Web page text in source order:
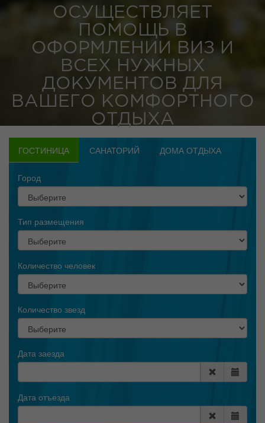
ОСУЩЕСТВЛЯЕТ
ПОМОЩЬ В
ОФОРМЛЕНИИ ВИЗ И
ВСЕХ НУЖНЫХ
ДОКУМЕНТОВ ДЛЯ
ВАШЕГО КОМФОРТНОГО
ОТДЫХА
ГОСТИНИЦА САНАТОРИЙ ДОМА ОТДЫХА
Город
Тип размещения
Количество человек
Количество звезд
Дата заезда
Дата отъезда